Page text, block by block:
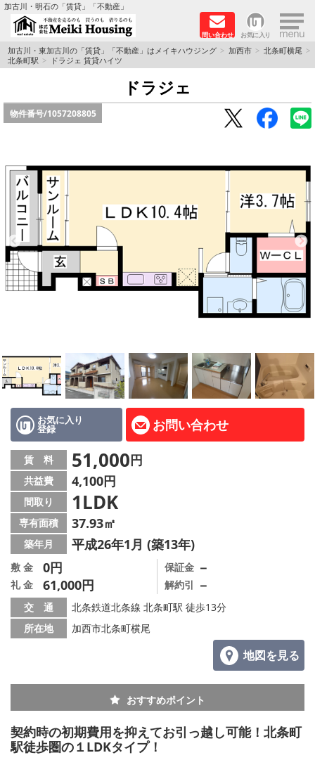
加古川・明石の「賃貸」「不動産」
問い合わせ お気に入り ×
TOPページ
☆メイキハウジングオススメ物件特集☆
都市ガス物件
ファミリー物件
ペットOK物件
保証人不要物件
◆新築物件の新設備で快適♪◆
地域から探す
地図から探す
スタッフ紹介
Instagram
店舗情報·アクセス
会社概要
メールでお問い合わせ
加古川・東加古川の「賃貸」「不動産」はメイキハウジング 加西市
北条町横尾
北条町駅
ドラジェ 賃貸ハイツ
ドラジェ
物件番号/1057208805
お気に入り
登録 お問い合わせ
賃 料 51,000円
共益費 4,100円
間取り 1LDK
専有面積 37.93㎡
築年月 平成26年1月 (築13年)
敷 金 0円
礼 金 61,000円
保証金 －
解約引 －
交 通
北条鉄道北条線 北条町駅 徒歩13分
所在地
加西市北条町横尾
地図を見る
おすすめポイント
契約時の初期費用を抑えてお引っ越し可能！北条町
駅徒歩圏の１LDKタイプ！